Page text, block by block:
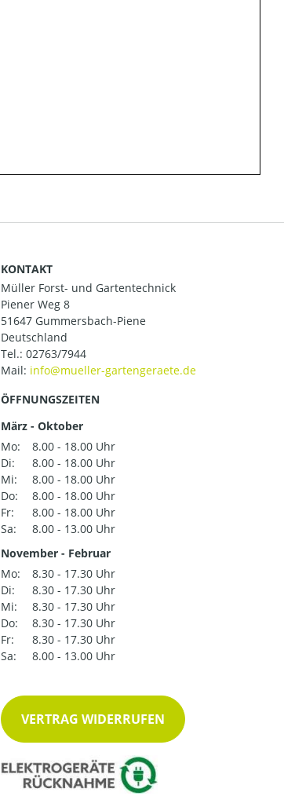
KONTAKT
Müller Forst- und Gartentechnick
Piener Weg 8
51647 Gummersbach-Piene
Deutschland
Tel.: 02763/7944
Mail:
ÖFFNUNGSZEITEN
März - Oktober
Mo:
8.00 - 18.00 Uhr
Di:
8.00 - 18.00 Uhr
Mi:
8.00 - 18.00 Uhr
Do:
8.00 - 18.00 Uhr
Fr:
8.00 - 18.00 Uhr
Sa:
8.00 - 13.00 Uhr
November - Februar
Mo:
8.30 - 17.30 Uhr
Di:
8.30 - 17.30 Uhr
Mi:
8.30 - 17.30 Uhr
Do:
8.30 - 17.30 Uhr
Fr:
8.30 - 17.30 Uhr
Sa:
8.00 - 13.00 Uhr
VERTRAG WIDERRUFEN